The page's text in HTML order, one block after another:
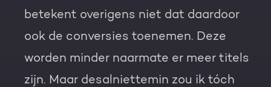
betekent overigens niet dat daardoor
ook de conversies toenemen. Deze
worden minder naarmate er meer titels
zijn. Maar desalniettemin zou ik tóch